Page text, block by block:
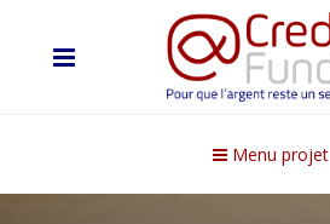
Menu projet